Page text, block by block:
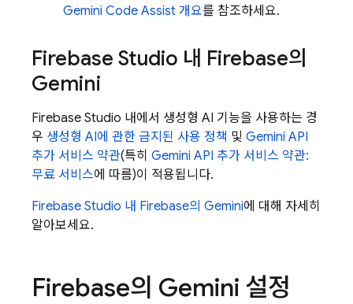
Gemini Code Assist 개요를 참조하세요.
Firebase Studio 내 Firebase의
Gemini
Firebase Studio 내에서 생성형 AI 기능을 사용하는 경
우 생성형 AI에 관한 금지된 사용 정책 및 Gemini API
추가 서비스 약관(특히 Gemini API 추가 서비스 약관:
무료 서비스에 따름)이 적용됩니다.
Firebase Studio 내 Firebase의 Gemini에 대해 자세히
알아보세요.
Firebase의 Gemini 설정